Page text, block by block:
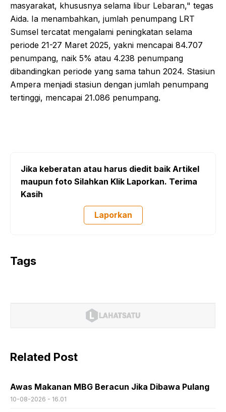
masyarakat, khususnya selama libur Lebaran," tegas
Aida. Ia menambahkan, jumlah penumpang LRT
Sumsel tercatat mengalami peningkatan selama
periode 21-27 Maret 2025, yakni mencapai 84.707
penumpang, naik 5% atau 4.238 penumpang
dibandingkan periode yang sama tahun 2024. Stasiun
Ampera menjadi stasiun dengan jumlah penumpang
tertinggi, mencapai 21.086 penumpang.
Jika keberatan atau harus diedit baik Artikel
maupun foto Silahkan Klik Laporkan. Terima
Kasih
Laporkan
Tags
Related Post
Awas Makanan MBG Beracun Jika Dibawa Pulang
10-08-2026 - 16.01